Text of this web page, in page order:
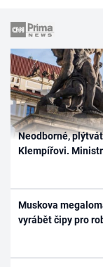
Neodborné,
Klempířovi.
Muskova
vyrábět čipy pro